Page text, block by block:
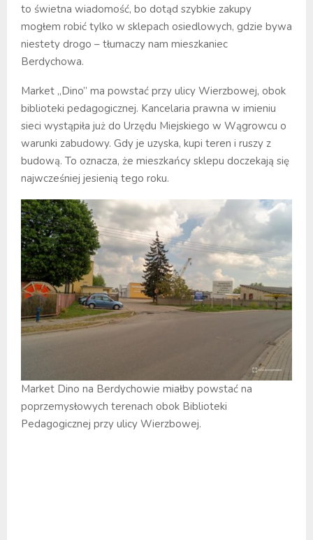
to świetna wiadomość, bo dotąd szybkie zakupy
mogłem robić tylko w sklepach osiedlowych, gdzie bywa
niestety drogo – tłumaczy nam mieszkaniec
Berdychowa.
Market „Dino” ma powstać przy ulicy Wierzbowej, obok
biblioteki pedagogicznej. Kancelaria prawna w imieniu
sieci wystąpiła już do Urzędu Miejskiego w Wągrowcu o
warunki zabudowy. Gdy je uzyska, kupi teren i ruszy z
budową. To oznacza, że mieszkańcy sklepu doczekają się
najwcześniej jesienią tego roku.
Market Dino na Berdychowie miałby powstać na
poprzemysłowych terenach obok Biblioteki
Pedagogicznej przy ulicy Wierzbowej.